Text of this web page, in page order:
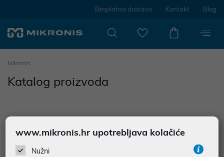
Besplatna dostava Kontakt Blog
Mikronis
Katalog proizvoda
www.mikronis.hr upotrebljava kolačiće
Nužni